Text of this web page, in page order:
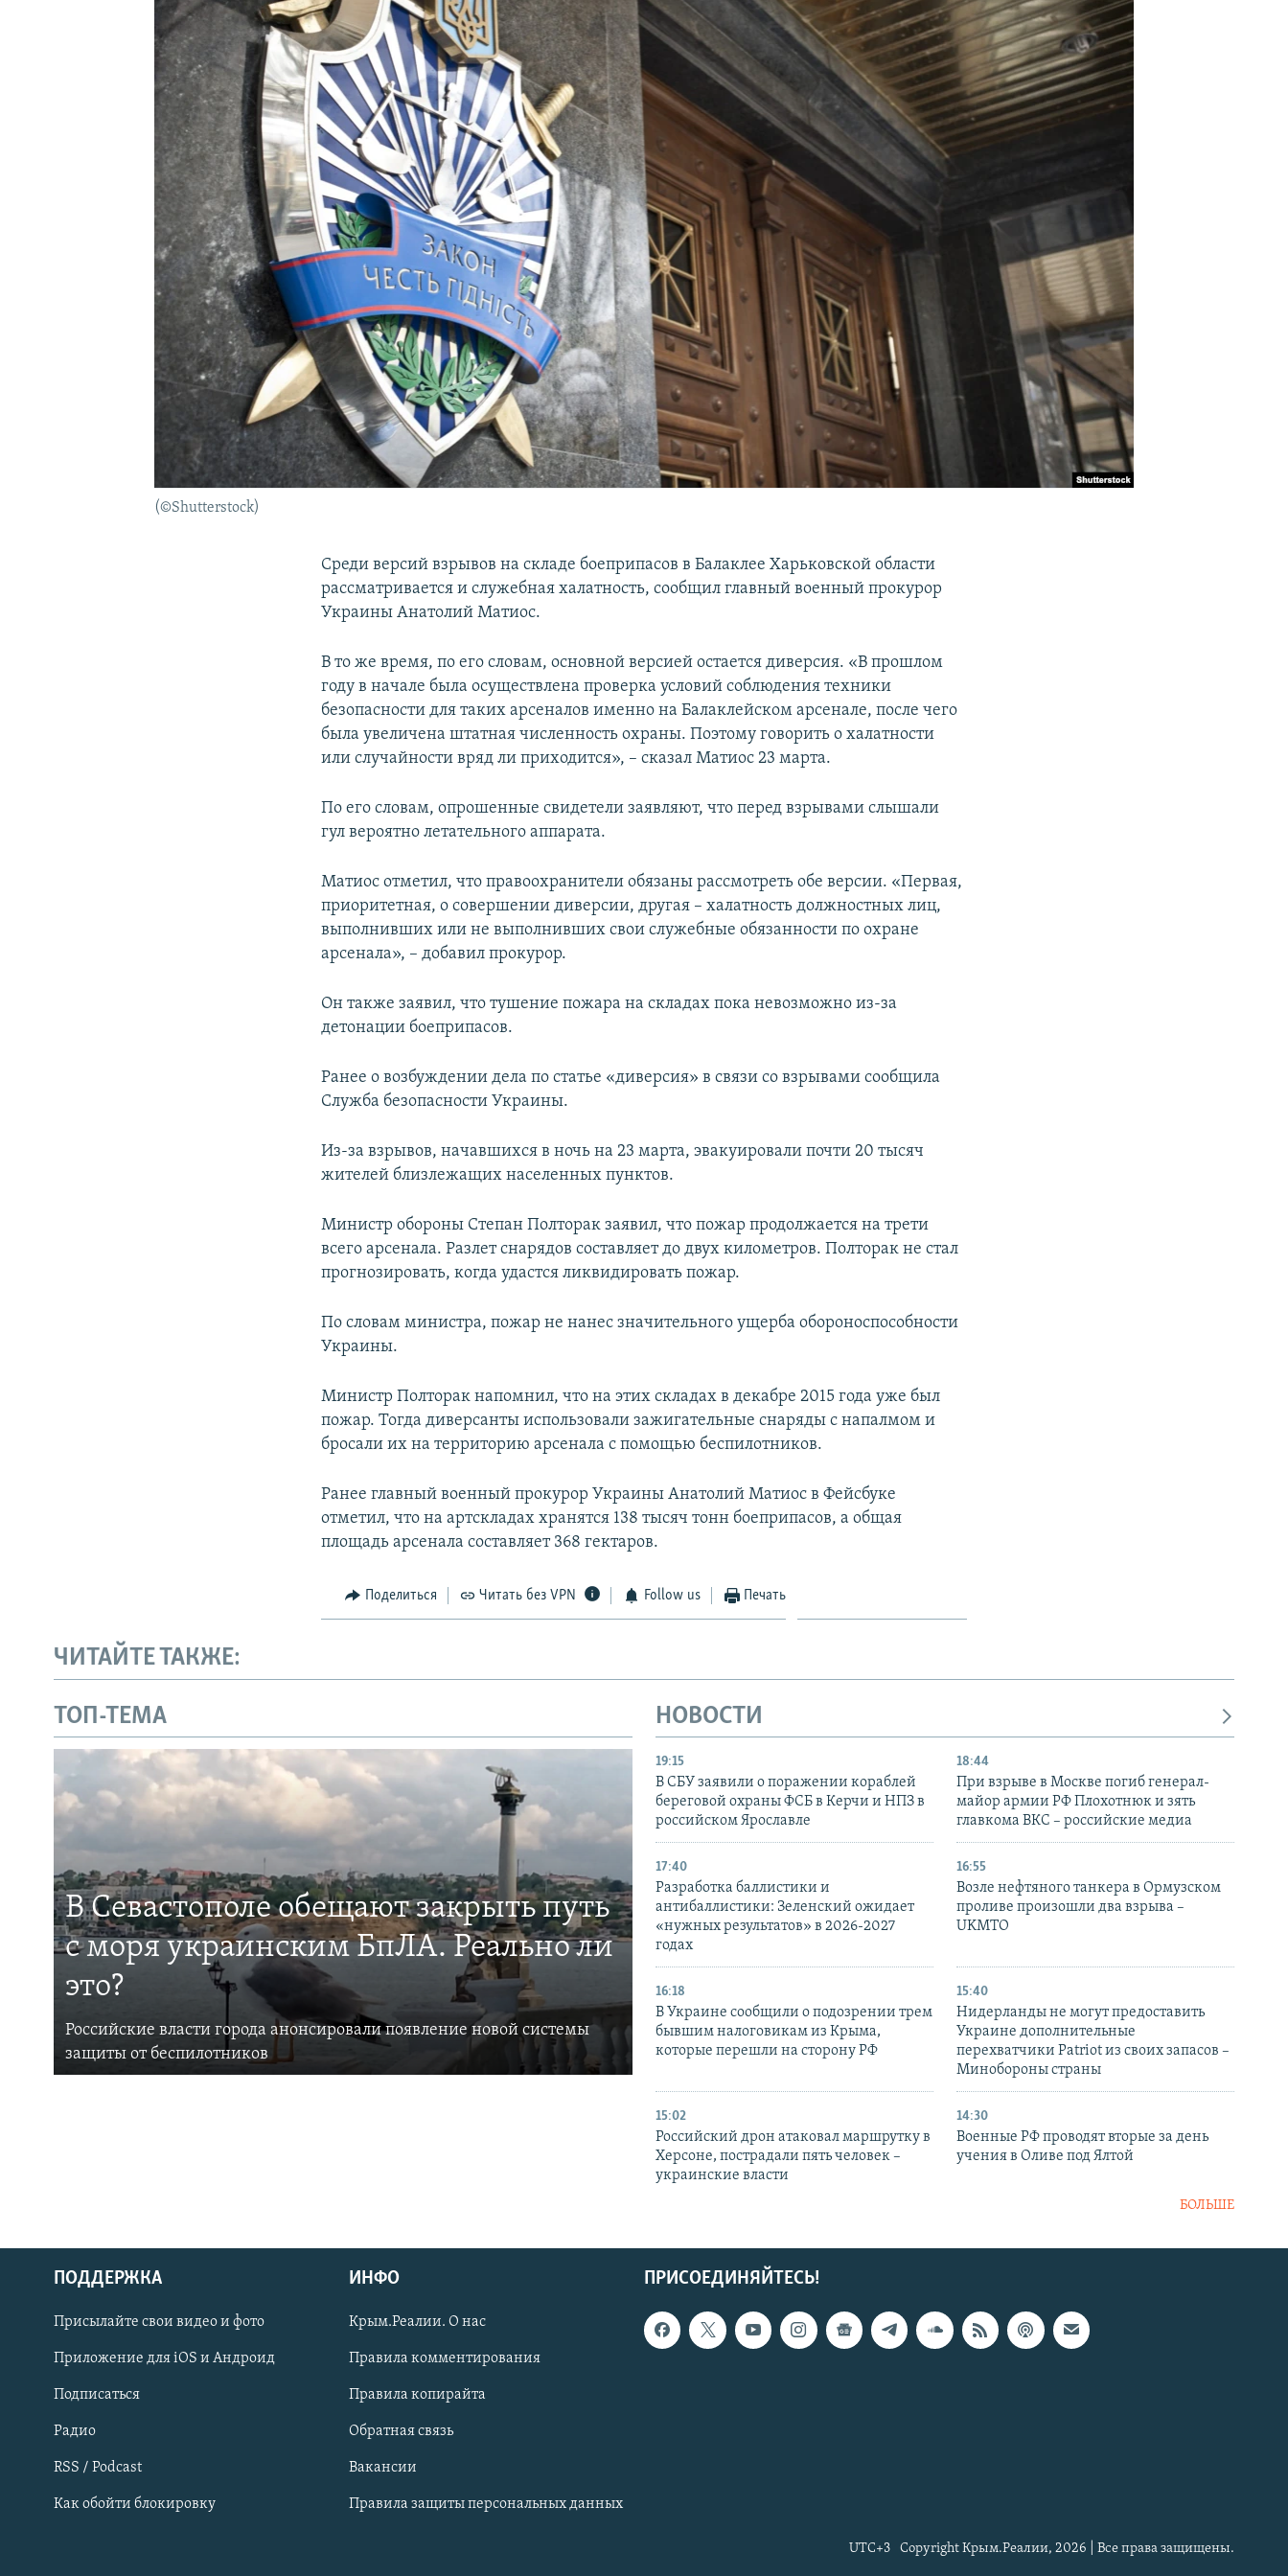
КРЫМ.НЕПОКОРЕННЫЙ
УКРАИНСКАЯ ПРОБЛЕМА КРЫМА
Українською
Qırımtatar
ПРИСОЕДИНЯЙТЕСЬ!
(©Shutterstock)
Среди версий взрывов на складе боеприпасов в Балаклее Харьковской области
рассматривается и служебная халатность, сообщил главный военный прокурор
Украины Анатолий Матиос.
В то же время, по его словам, основной версией остается диверсия. «В прошлом
году в начале была осуществлена проверка условий соблюдения техники
безопасности для таких арсеналов именно на Балаклейском арсенале, после чего
была увеличена штатная численность охраны. Поэтому говорить о халатности
или случайности вряд ли приходится», – сказал Матиос 23 марта.
По его словам, опрошенные свидетели заявляют, что перед взрывами слышали
гул вероятно летательного аппарата.
Матиос отметил, что правоохранители обязаны рассмотреть обе версии. «Первая,
приоритетная, о совершении диверсии, другая – халатность должностных лиц,
выполнивших или не выполнивших свои служебные обязанности по охране
арсенала», – добавил прокурор.
Он также заявил, что тушение пожара на складах пока невозможно из-за
детонации боеприпасов.
Ранее о возбуждении дела по статье «диверсия» в связи со взрывами сообщила
Служба безопасности Украины.
Из-за взрывов, начавшихся в ночь на 23 марта, эвакуировали почти 20 тысяч
жителей близлежащих населенных пунктов.
Министр обороны Степан Полторак заявил, что пожар продолжается на трети
всего арсенала. Разлет снарядов составляет до двух километров. Полторак не стал
прогнозировать, когда удастся ликвидировать пожар.
По словам министра, пожар не нанес значительного ущерба обороноспособности
Украины.
Министр Полторак напомнил, что на этих складах в декабре 2015 года уже был
пожар. Тогда диверсанты использовали зажигательные снаряды с напалмом и
бросали их на территорию арсенала с помощью беспилотников.
Ранее главный военный прокурор Украины Анатолий Матиос в Фейсбуке
отметил, что на артскладах хранятся 138 тысяч тонн боеприпасов, а общая
площадь арсенала составляет 368 гектаров.
Поделиться Читать без VPN Follow us Печать
ЧИТАЙТЕ ТАКЖЕ:
ТОП-ТЕМА
В Севастополе обещают закрыть путь
с моря украинским БпЛА. Реально ли
это?
Российские власти города анонсировали появление новой системы
защиты от беспилотников
НОВОСТИ
19:15
В СБУ заявили о поражении кораблей
береговой охраны ФСБ в Керчи и НПЗ в
российском Ярославле
18:44
При взрыве в Москве погиб генерал-
майор армии РФ Плохотнюк и зять
главкома ВКС – российские медиа
17:40
Разработка баллистики и
антибаллистики: Зеленский ожидает
«нужных результатов» в 2026-2027
годах
16:55
Возле нефтяного танкера в Ормузском
проливе произошли два взрыва –
UKMTO
16:18
В Украине сообщили о подозрении трем
бывшим налоговикам из Крыма,
которые перешли на сторону РФ
15:40
Нидерланды не могут предоставить
Украине дополнительные
перехватчики Patriot из своих запасов –
Минобороны страны
15:02
Российский дрон атаковал маршрутку в
Херсоне, пострадали пять человек –
украинские власти
14:30
Военные РФ проводят вторые за день
учения в Оливе под Ялтой
БОЛЬШЕ
ПРИСОЕДИНЯЙТЕСЬ!
ПОДДЕРЖКА
Присылайте свои видео и фото
Приложение для iOS и Андроид
Подписаться
Радио
RSS / Podcast
Как обойти блокировку
ИНФО
Крым.Реалии. О нас
Правила комментирования
Правила копирайта
Обратная связь
Вакансии
Правила защиты персональных данных
Copyright Крым.Реалии, 2026 | Все права защищены.
UTC+3